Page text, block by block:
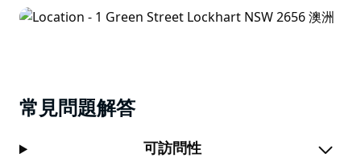
常見問題解答
可訪問性